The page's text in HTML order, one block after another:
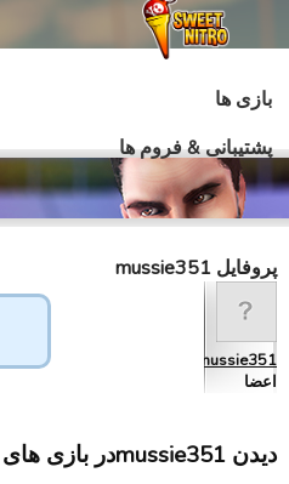
بازی ها
پشتیبانی & فروم ها
پروفایل mussie351
mussie351
اعضا
دیدن mussie351در بازی های سابلینت